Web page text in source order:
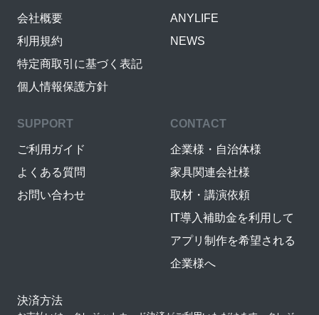
会社概要
利用規約
特定商取引に基づく表記
個人情報保護方針
ANYLIFE
NEWS
SUPPORT
ご利用ガイド
よくある質問
お問い合わせ
CONTACT
企業様・自治体様
家具関連会社様
取材・講演依頼
IT導入補助金を利用して
アプリ制作を希望される
企業様へ
決済方法